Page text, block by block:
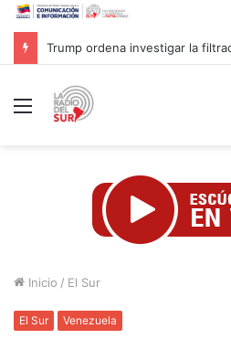
Menú
Inicio / El Sur
El Sur Venezuela